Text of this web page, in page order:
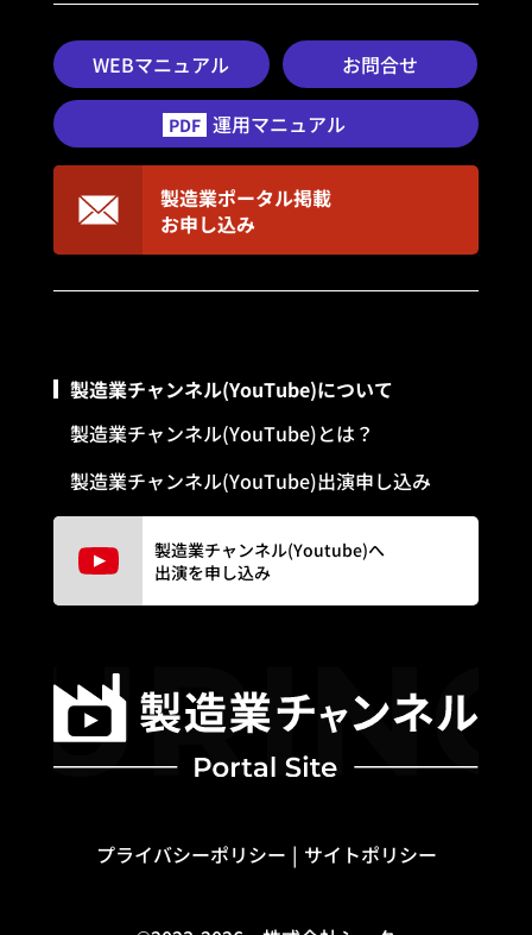
WEBマニュアル お問合せ
PDF 運用マニュアル
製造業ポータル掲載
お申し込み
製造業チャンネル(YouTube)について
製造業チャンネル(YouTube)とは？
製造業チャンネル(YouTube)出演申し込み
製造業チャンネル(Youtube)へ
出演を申し込み
プライバシーポリシー サイトポリシー